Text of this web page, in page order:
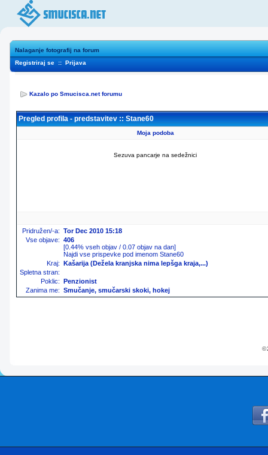
Nalaganje fotografij na forum
Registriraj se :: Prijava
Kazalo po Smucisca.net forumu
Pregled profila - predstavitev :: Stane60
Moja podoba
Sezuva pancarje na sedežnici
Pridružen/-a: Tor Dec 2010 15:18
Vse objave: 406
[0.44% vseh objav / 0.07 objav na dan]
Najdi vse prispevke pod imenom Stane60
Kraj: Kašarija (Dežela kranjska nima lepšga kraja,...)
Spletna stran:
Poklic: Penzionist
Zanima me: Smučanje, smučarski skoki, hokej
©